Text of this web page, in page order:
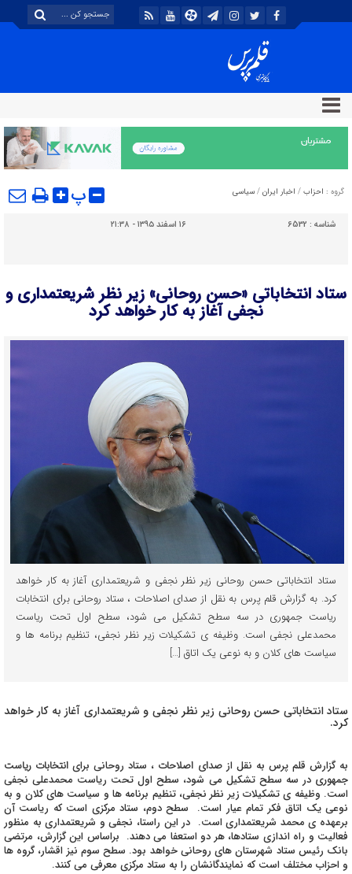
گروه : احزاب / اخبار ایران / سیاسی پ
شناسه : 6532 ۱۶ اسفند ۱۳۹۵ - ۲۱:۳۸
ستاد انتخاباتی «حسن روحانی» زیر نظر شریعتمداری و
نجفی آغاز به کار خواهد کرد
ستاد انتخاباتی حسن روحانی زیر نظر نجفی و شریعتمداری آغاز به کار خواهد
کرد. به گزارش قلم پرس به نقل از صدای اصلاحات ، ستاد روحانی برای انتخابات
ریاست جمهوری در سه سطح تشکیل می شود، سطح اول تحت ریاست
محمدعلی نجفی است. وظیفه ی تشکیلات زیر نظر نجفی، تنظیم برنامه ها و
سیاست های کلان و به نوعی یک اتاق […]
ستاد انتخاباتی حسن روحانی زیر نظر نجفی و شریعتمداری آغاز به کار خواهد
کرد.
به گزارش قلم پرس به نقل ازصدای اصلاحات ، ستاد روحانی برای انتخابات ریاست
جمهوری در سه سطح تشکیل می شود، سطح اول تحت ریاست محمدعلی نجفی
است. وظیفه ی تشکیلات زیر نظر نجفی، تنظیم برنامه ها و سیاست های کلان و به
نوعی یک اتاق فکر تمام عیار است. سطح دوم، ستاد مرکزی است که ریاست آن
برعهده ی محمد شریعتمداری است. در این راستا، نجفی و شریعتمداری به منظور
فعالیت و راه اندازی ستادها، هر دو استعفا می دهند. براساس این گزارش، مرتضی
بانک رئیس ستاد شهرستان های روحانی خواهد بود. سطح سوم نیز اقشار، گروه ها
و احزاب مختلف است که نمایندگانشان را به ستاد مرکزی معرفی می کنند.